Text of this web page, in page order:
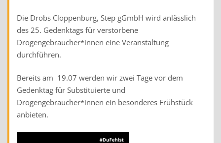
Die Drobs Cloppenburg, Step gGmbH wird anlässlich
des 25. Gedenktags für verstorbene
Drogengebraucher*innen eine Veranstaltung
durchführen.
Bereits am 19.07 werden wir zwei Tage vor dem
Gedenktag für Substituierte und
Drogengebraucher*innen ein besonderes Frühstück
anbieten.